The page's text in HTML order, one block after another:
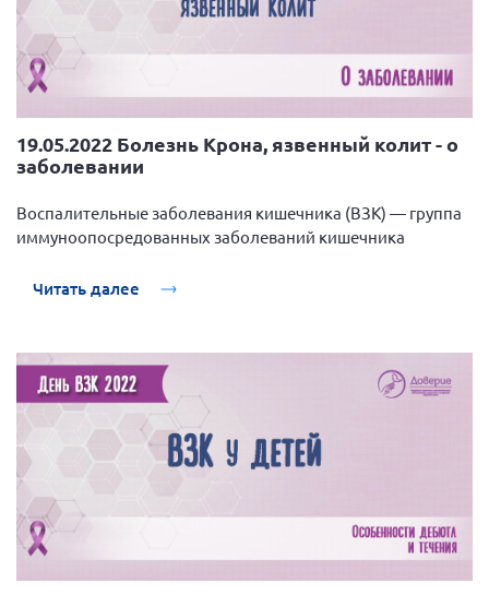
19.05.2022 Болезнь Крона, язвенный колит - о
заболевании
Воспалительные заболевания кишечника (ВЗК) — группа
иммуноопосредованных заболеваний кишечника
Читать далее